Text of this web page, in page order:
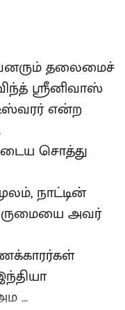
தலைமைச்
ஸ்ரீனிவாஸ்
என்ற
சொத்து
நாட்டின்
அவர்
...